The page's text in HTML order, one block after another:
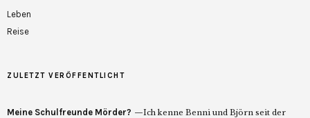
Leben
Reise
ZULETZT VERÖFFENTLICHT
Meine Schulfreunde Mörder?
Ich kenne Benni und Björn seit der